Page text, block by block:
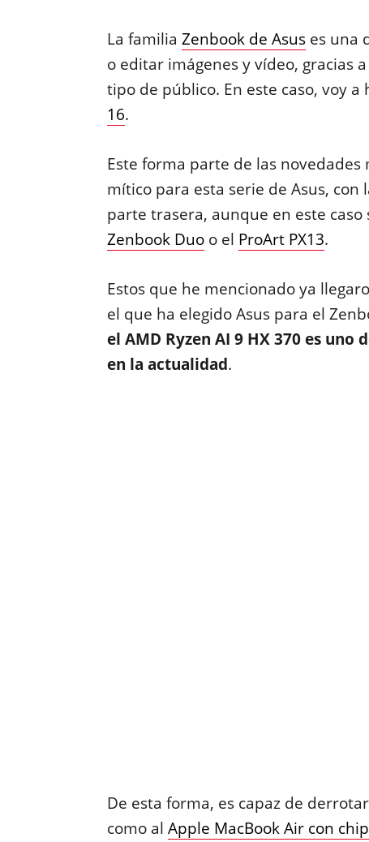
La familia Zenbook de Asuses una
o editar imágenes y vídeo, gracias
tipo de público. En este caso, voy
16.
Este forma parte de las
mítico para esta serie de Asus, con
parte trasera, aunque en este
Zenbook Duoo el ProArt PX13.
Estos que he mencionado ya
el que ha elegido Asus para el
el AMD Ryzen AI 9 HX 370 es
en la actualidad.
De esta forma, es capaz de
como al Apple MacBook Air con